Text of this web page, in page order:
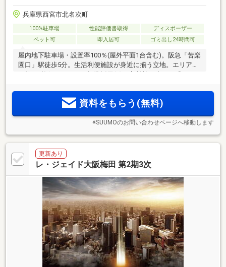
兵庫県西宮市北名次町
100%駐車場 性能評価書取得
ディスポーザー
ペット可
即入居可 ゴミ出し24時間可
屋内地下駐車場・設置率100％(屋外平面1台含む)。阪急「苦楽
園口」駅徒歩5分。生活利便施設が身近に揃う立地。エリア初
レジデンス【モデルルーム公開中(予約制)】
資料をもらう(無料)
※SUUMOのお問い合わせページへ移動します
更新あり
レ・ジェイド大阪梅田 第2期3次